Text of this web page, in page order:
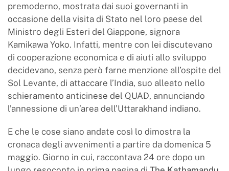
premoderno, mostrata dai suoi governanti in
occasione della visita di Stato nel loro paese del
Ministro degli Esteri del Giappone, signora
Kamikawa Yoko. Infatti, mentre con lei discutevano
di cooperazione economica e di aiuti allo sviluppo
decidevano, senza però farne menzione all’ospite del
Sol Levante, di attaccare l’India, suo alleato nello
schieramento anticinese del QUAD, annunciando
l’annessione di un’area dell’Uttarakhand indiano.
E che le cose siano andate così lo dimostra la
cronaca degli avvenimenti a partire da domenica 5
maggio. Giorno in cui, raccontava 24 ore dopo un